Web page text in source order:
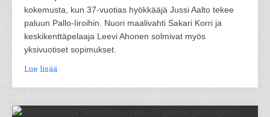
kokemusta, kun 37-vuotias hyökkääjä Jussi Aalto tekee
paluun Pallo-Iiroihin. Nuori maalivahti Sakari Korri ja
keskikenttäpelaaja Leevi Ahonen solmivat myös
yksivuotiset sopimukset.
Lue lisää